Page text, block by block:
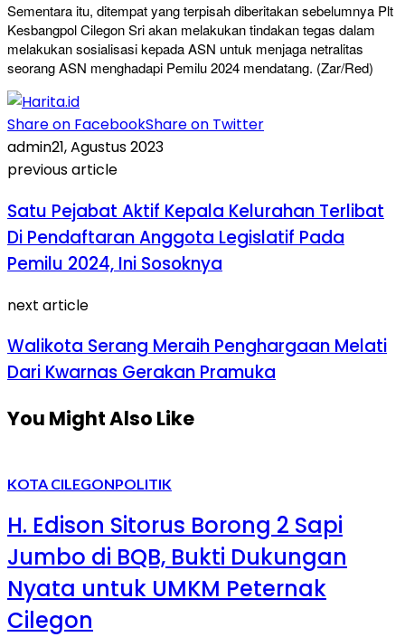
Sementara itu, ditempat yang terpisah diberitakan sebelumnya Plt
Kesbangpol Cilegon Sri akan melakukan tindakan tegas dalam
melakukan sosialisasi kepada ASN untuk menjaga netralitas
seorang ASN menghadapi Pemilu 2024 mendatang. (Zar/Red)
Share on FacebookShare on Twitter
admin21, Agustus 2023
previous article
Satu Pejabat Aktif Kepala Kelurahan Terlibat
Di Pendaftaran Anggota Legislatif Pada
Pemilu 2024, Ini Sosoknya
next article
Walikota Serang Meraih Penghargaan Melati
Dari Kwarnas Gerakan Pramuka
You Might Also Like
KOTA CILEGONPOLITIK
H. Edison Sitorus Borong 2 Sapi
Jumbo di BQB, Bukti Dukungan
Nyata untuk UMKM Peternak
Cilegon